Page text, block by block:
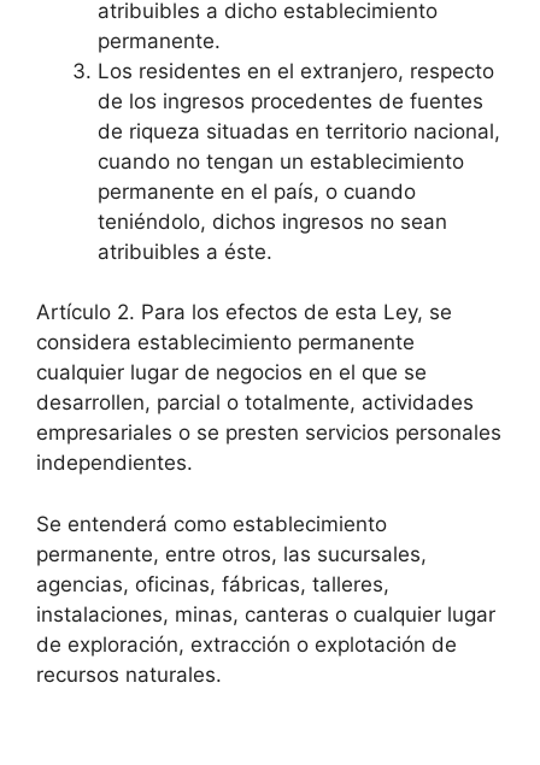
atribuibles a dicho establecimiento
permanente.
Los residentes en el extranjero, respecto
de los ingresos procedentes de fuentes
de riqueza situadas en territorio nacional,
cuando no tengan un establecimiento
permanente en el país, o cuando
teniéndolo, dichos ingresos no sean
atribuibles a éste.
Artículo 2. Para los efectos de esta Ley, se
considera establecimiento permanente
cualquier lugar de negocios en el que se
desarrollen, parcial o totalmente, actividades
empresariales o se presten servicios personales
independientes.
Se entenderá como establecimiento
permanente, entre otros, las sucursales,
agencias, oficinas, fábricas, talleres,
instalaciones, minas, canteras o cualquier lugar
de exploración, extracción o explotación de
recursos naturales.